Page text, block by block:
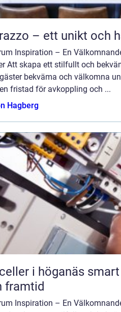
– ett unikt och
Inspiration – En
Att skapa ett stilfullt och
bekväma och välkomna
fristad för avkoppling och ...
Hagberg
höganäs smart energi för kustklimat
framtid
Inspiration – En